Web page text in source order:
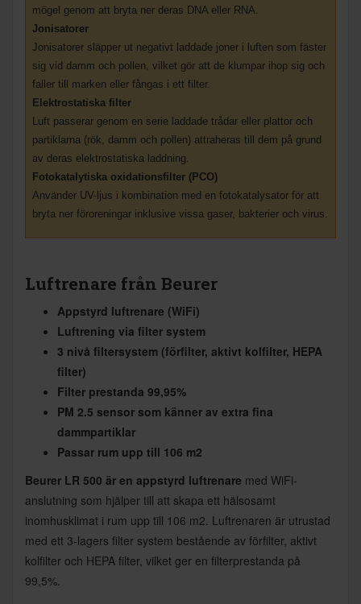
mögel genom att bryta ner deras DNA eller RNA.
Jonisatorer
Jonisatorer släpper ut negativt laddade joner i luften som fäster
sig vid damm och pollen, vilket gör att de klumpar ihop sig och
faller till marken eller fångas i ett filter.
Elektrostatiska filter
Luft passerar genom en serie laddade trådar eller plattor och
partiklarna (rök, damm och pollen) attraheras till dem på grund
av deras elektrostatiska laddning.
Fotokatalytiska oxidationsfilter (PCO)
Använder UV-ljus i kombination med en fotokatalysator för att
bryta ner föroreningar inklusive vissa gaser, bakterier och virus.
Luftrenare från Beurer
Appstyrd luftrenare (WiFi)
Luftrening via filter system
3 nivå filtersystem (förfilter, aktivt kolfilter, HEPA
filter)
Filter prestanda 99,95%
PM 2.5 sensor som känner av extra fina
dammpartiklar
Passar rum upp till 106 m2
Beurer LR 500 är en appstyrd luftrenare med WiFi-
anslutning som hjälper till att skapa ett hälsosamt
inomhusklimat i rum upp till 106 m2. Luftrenaren är utrustad
med ett 3-lagers filter system bestående av förfilter, aktivt
kolfilter och HEPA filter, vilket ger en filterprestanda på
99,5%.